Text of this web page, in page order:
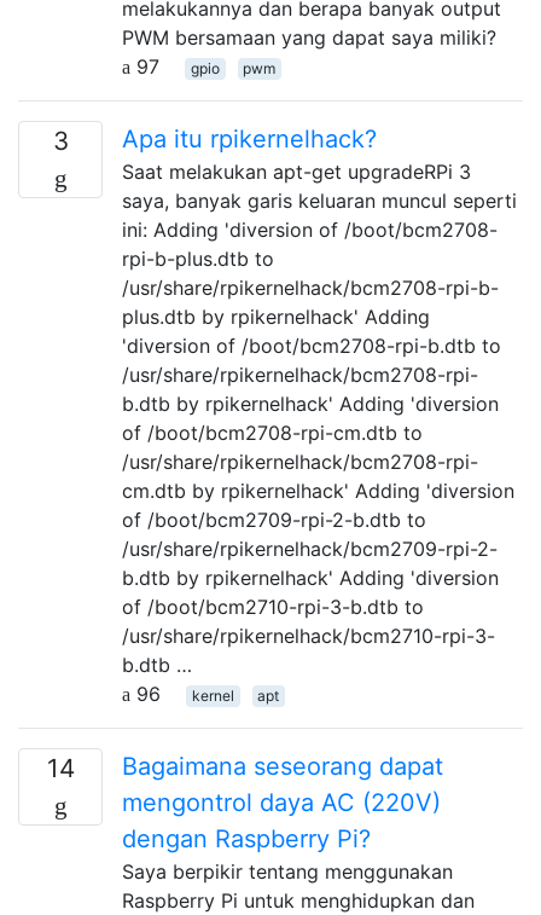
melakukannya dan berapa banyak output
PWM bersamaan yang dapat saya miliki?
97
gpio pwm
3 Apa itu rpikernelhack?
Saat melakukan apt-get upgradeRPi 3
saya, banyak garis keluaran muncul seperti
ini: Adding 'diversion of /boot/bcm2708-
rpi-b-plus.dtb to
/usr/share/rpikernelhack/bcm2708-rpi-b-
plus.dtb by rpikernelhack' Adding
'diversion of /boot/bcm2708-rpi-b.dtb to
/usr/share/rpikernelhack/bcm2708-rpi-
b.dtb by rpikernelhack' Adding 'diversion
of /boot/bcm2708-rpi-cm.dtb to
/usr/share/rpikernelhack/bcm2708-rpi-
cm.dtb by rpikernelhack' Adding 'diversion
of /boot/bcm2709-rpi-2-b.dtb to
/usr/share/rpikernelhack/bcm2709-rpi-2-
b.dtb by rpikernelhack' Adding 'diversion
of /boot/bcm2710-rpi-3-b.dtb to
/usr/share/rpikernelhack/bcm2710-rpi-3-
b.dtb …
96
kernel apt
14
Bagaimana seseorang dapat
mengontrol daya AC (220V)
dengan Raspberry Pi?
Saya berpikir tentang menggunakan
Raspberry Pi untuk menghidupkan dan